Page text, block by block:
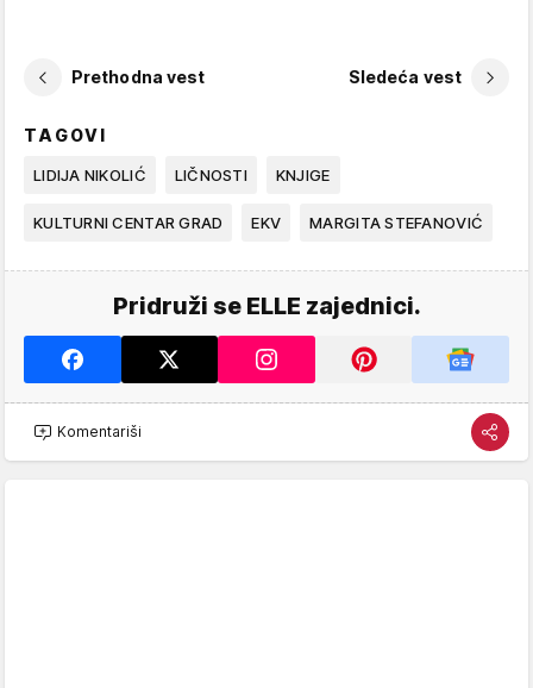
Prethodna vest Sledeća vest
TAGOVI
LIDIJA NIKOLIĆ LIČNOSTI KNJIGE
KULTURNI CENTAR GRAD EKV MARGITA STEFANOVIĆ
Pridruži se ELLE zajednici.
Komentariši